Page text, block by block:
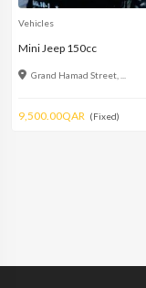
Vehicles
Mini Jeep 150cc
Grand Hamad Street, ...
9,500.00QAR (Fixed)